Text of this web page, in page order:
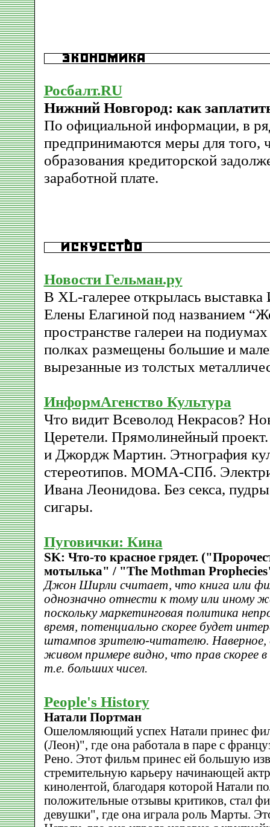
Росбалт.RU
Нижний Новгород: как
По официальной информации, в
предпринимаются меры для того,
образования кредиторской
заработной плате.
Новости Гельман.ру
В XL-галерее открылась
Елены Елагиной под названием
пространстве галереи на
полках размещены большие и
вырезанные из толстых
ИнформАгенство Культура
Что видит Всеволод Некрасов?
Церетели. Прямолинейный
и Джордж Мартин. Этнография
стереотипов. МОМА-СПб.
Ивана Леонидова. Без секса,
сигары.
Пуговички: Кина
SK: Что-то красное грядет.
мотылька" / "The Mothman
Джон Ширли считает, что книга или
однозначно отнести к тому или иному
поскольку маркетинговая политика
время, потенциально скорее будет
штампов зрителю-читателю. Наверное,
живом примере видно, что прав скорее
т.е. больших чисел.
People's History
Натали Портман
Ошеломляющий успех Натали принес
(Леон)", где она работала в паре с
Рено. Этот фильм принес ей большую
стремительную карьеру начинающей
кинолентой, благодаря которой Натали
положительные отзывы критиков, стал
девушки", где она играла роль Марты.